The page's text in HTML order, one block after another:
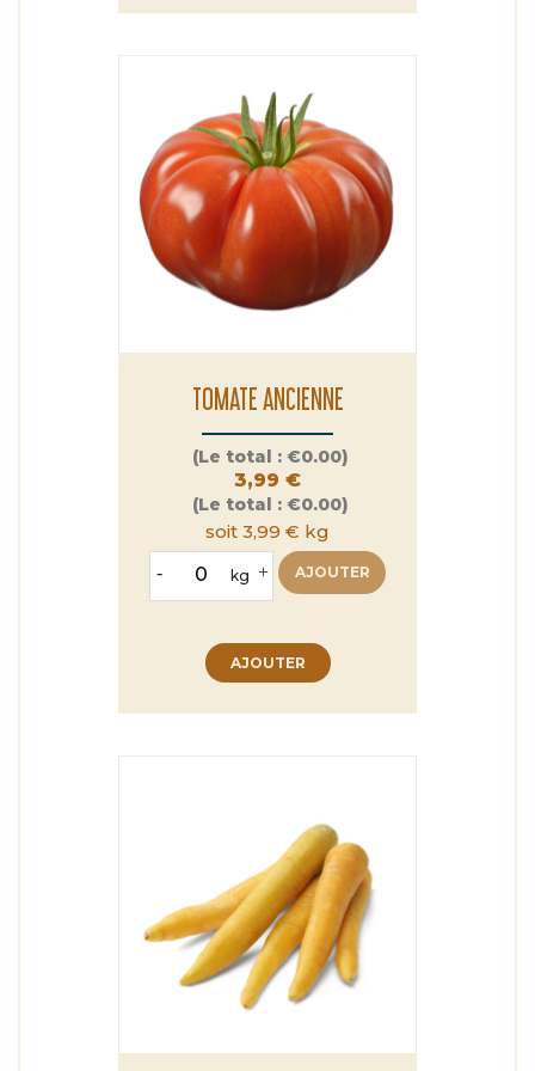
TOMATE ANCIENNE
Prix
(Le total : €0.00)
3,99 €
(Le total : €0.00)
soit 3,99 € kg
- kg + AJOUTER
AJOUTER